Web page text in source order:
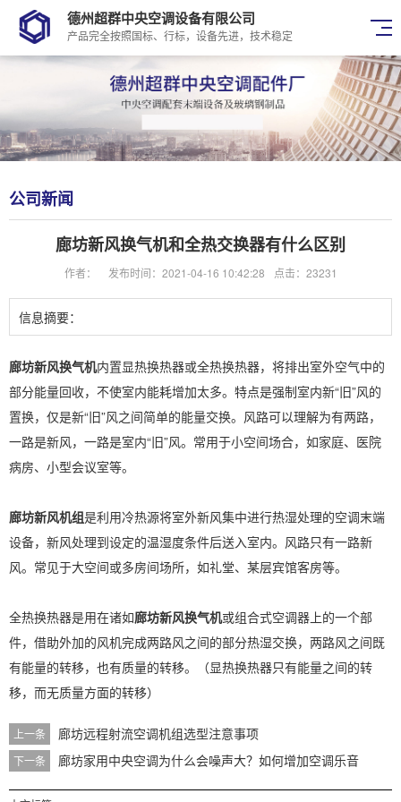
德州超群中央空调设备有限公司
产品完全按照国标、行标，设备先进，技术稳定
公司新闻
廊坊新风换气机和全热交换器有什么区别
作者： 发布时间：2021-04-16 10:42:28 点击：23231
信息摘要：
廊坊新风换气机内置显热换热器或全热换热器，将排出室外空气中的
部分能量回收，不使室内能耗增加太多。特点是强制室内新“旧”风的
置换，仅是新“旧”风之间简单的能量交换。风路可以理解为有两路，
一路是新风，一路是室内“旧”风。常用于小空间场合，如家庭、医院
病房、小型会议室等。
廊坊新风机组是利用冷热源将室外新风集中进行热湿处理的空调末端
设备，新风处理到设定的温湿度条件后送入室内。风路只有一路新
风。常见于大空间或多房间场所，如礼堂、某层宾馆客房等。
全热换热器是用在诸如廊坊新风换气机或组合式空调器上的一个部
件，借助外加的风机完成两路风之间的部分热湿交换，两路风之间既
有能量的转移，也有质量的转移。（显热换热器只有能量之间的转
移，而无质量方面的转移）
上一条 廊坊远程射流空调机组选型注意事项
下一条 廊坊家用中央空调为什么会噪声大？如何增加空调乐音